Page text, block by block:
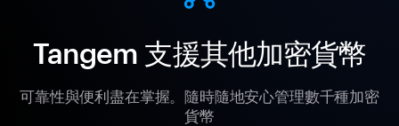
Tangem 支援其他加密貨幣
可靠性與便利盡在掌握。隨時隨地安心管理數千種加密
貨幣